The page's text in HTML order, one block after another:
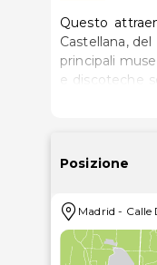
Questo
Castellana,
principali
e discoteche
10 minuti a
ore su 24,
camera e
arredate con
accesso
Posizione
Madrid - Calle